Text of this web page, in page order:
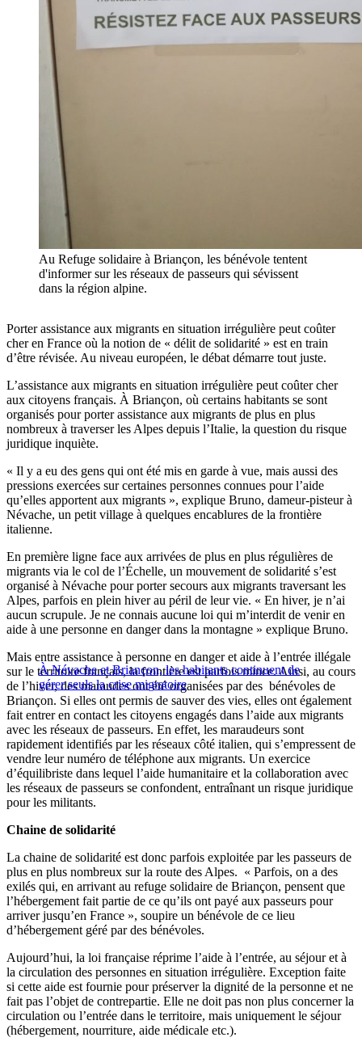
Au Refuge solidaire à Briançon, les bénévole tentent
d'informer sur les réseaux de passeurs qui sévissent
dans la région alpine.
Porter assistance aux migrants en situation irrégulière peut coûter
cher en France où la notion de « délit de solidarité » est en train
d’être révisée. Au niveau européen, le débat démarre tout juste.
L’assistance aux migrants en situation irrégulière peut coûter cher
aux citoyens français. À Briançon, où certains habitants se sont
organisés pour porter assistance aux migrants de plus en plus
nombreux à traverser les Alpes depuis l’Italie, la question du risque
juridique inquiète.
« Il y a eu des gens qui ont été mis en garde à vue, mais aussi des
pressions exercées sur certaines personnes connues pour l’aide
qu’elles apportent aux migrants », explique Bruno, dameur-pisteur à
Névache, un petit village à quelques encablures de la frontière
italienne.
En première ligne face aux arrivées de plus en plus régulières de
migrants via le col de l’Échelle, un mouvement de solidarité s’est
organisé à Névache pour porter secours aux migrants traversant les
Alpes, parfois en plein hiver au péril de leur vie. « En hiver, je n’ai
aucun scrupule. Je ne connais aucune loi qui m’interdit de venir en
aide à une personne en danger dans la montagne » explique Bruno.
À Névache et Briançon, les habitants continuent de
gérer seuls la crise migratoire
Mais entre assistance à personne en danger et aide à l’entrée illégale
sur le territoire français, la frontière est parfois mince. Ainsi, au cours
de l’hiver, des maraudes ont été organisées par des bénévoles de
Briançon. Si elles ont permis de sauver des vies, elles ont également
fait entrer en contact les citoyens engagés dans l’aide aux migrants
avec les réseaux de passeurs. En effet, les maraudeurs sont
rapidement identifiés par les réseaux côté italien, qui s’empressent de
vendre leur numéro de téléphone aux migrants. Un exercice
d’équilibriste dans lequel l’aide humanitaire et la collaboration avec
les réseaux de passeurs se confondent, entraînant un risque juridique
pour les militants.
Chaine de solidarité
La chaine de solidarité est donc parfois exploitée par les passeurs de
plus en plus nombreux sur la route des Alpes. « Parfois, on a des
exilés qui, en arrivant au refuge solidaire de Briançon, pensent que
l’hébergement fait partie de ce qu’ils ont payé aux passeurs pour
arriver jusqu’en France », soupire un bénévole de ce lieu
d’hébergement géré par des bénévoles.
Aujourd’hui, la loi française réprime l’aide à l’entrée, au séjour et à
la circulation des personnes en situation irrégulière. Exception faite
si cette aide est fournie pour préserver la dignité de la personne et ne
fait pas l’objet de contrepartie. Elle ne doit pas non plus concerner la
circulation ou l’entrée dans le territoire, mais uniquement le séjour
(hébergement, nourriture, aide médicale etc.).